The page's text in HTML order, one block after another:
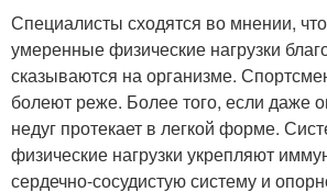
Специалисты сходятся во мнении,
умеренные физические нагрузки
сказываются на организме.
болеют реже. Более того, если даже
недуг протекает в легкой форме.
физические нагрузки укрепляют
сердечно-сосудистую систему и